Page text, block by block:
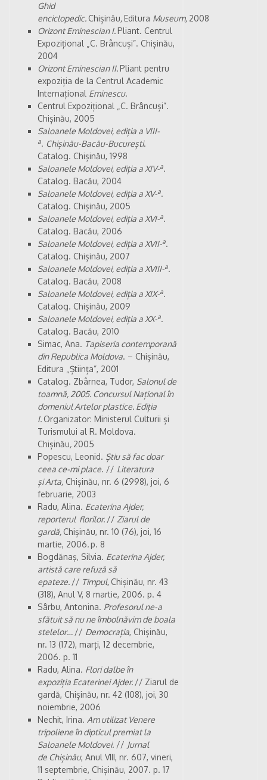
Ghid
enciclopedic.Chișinău,Editura Museum, 2008
Orizont Eminescian I.Pliant. Centrul
Expozițional „C. Brâncuși”. Chișinău,
2004
Orizont Eminescian II.Pliant pentru
expoziția de la Centrul Academic
Internațional Eminescu.
Centrul Expozițional „C. Brâncuși”.
Chișinău, 2005
Saloanele Moldovei, ediția a VIII-
a. Chișinău-Bacău-București.
Catalog. Chișinău, 1998
Saloanele Moldovei, ediția a XIV-a.
Catalog. Bacău, 2004
Saloanele Moldovei, ediția a XV-a.
Catalog. Chișinău, 2005
Saloanele Moldovei, ediția a XVI-a.
Catalog. Bacău, 2006
Saloanele Moldovei, ediția a XVII-a.
Catalog. Chișinău, 2007
Saloanele Moldovei, ediția a XVIII-a.
Catalog. Bacău, 2008
Saloanele Moldovei, ediția a XIX-a.
Catalog. Chișinău, 2009
Saloanele Moldovei, ediția a XX-a.
Catalog. Bacău, 2010
Simac, Ana. Tapiseria contemporană
din Republica Moldova. – Chișinău,
Editura „Știința”, 2001
Catalog. Zbârnea, Tudor, Salonul de
toamnă, 2005. Concursul Național în
domeniul Artelorplastice. Ediția
I.Organizator: Ministerul Culturii și
Turismului al R. Moldova.
Chișinău, 2005
Popescu, Leonid. Știu să fac doar
ceea ce-mi place. // Literatura
și Arta,Chișinău, nr. 6 (2998), joi, 6
februarie, 2003
Radu, Alina. Ecaterina Ajder,
reporterul florilor. // Ziarul de
gardă,Chișinău, nr. 10 (76), joi, 16
martie, 2006.p. 8
Bogdănaş, Silvia. Ecaterina Ajder,
artistă care refuză să
epateze. // Timpul,Chișinău, nr. 43
(318), Anul V, 8 martie, 2006. p. 4
Sârbu, Antonina. Profesorul ne-a
sfătuit să nu ne îmbolnăvim de boala
stelelor… // Democrația, Chișinău,
nr. 13 (172), marți, 12 decembrie,
2006. p. 11
Radu, Alina. Flori dalbe în
expoziția Ecaterinei Ajder. // Ziarul de
gardă, Chișinău, nr. 42 (108), joi, 30
noiembrie, 2006
Nechit, Irina. Am utilizat Venere
tripoliene în dipticul premiat la
Saloanele Moldovei.// Jurnal
de Chișinău, Anul VIII, nr. 607, vineri,
11 septembrie, Chișinău, 2007. p. 17